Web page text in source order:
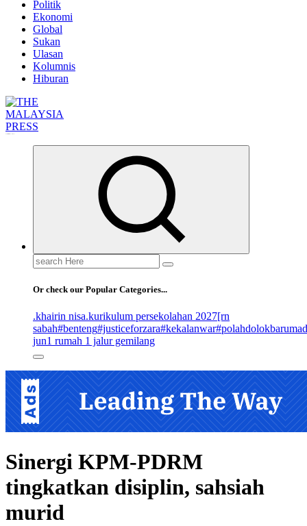
Politik
Ekonomi
Global
Sukan
Ulasan
Kolumnis
Hiburan
Search
for:
Or check our Popular Categories...
.khairin nisa.kurikulum persekolahan 2027[rn
sabah#benteng#justiceforzara#kekalanwar
jun1 rumah 1 jalur gemilang
Sinergi KPM-PDRM
tingkatkan disiplin, sahsiah
murid